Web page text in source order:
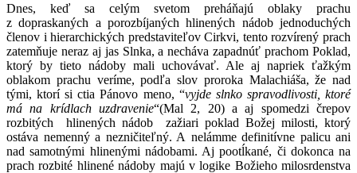
Dnes, keď sa celým svetom preháňajú oblaky prachu
z dopraskaných a porozbíjaných hlinených nádob jednoduchých
členov i hierarchických predstaviteľov Cirkvi, tento rozvírený prach
zatemňuje neraz aj jas Slnka, a necháva zapadnúť prachom Poklad,
ktorý by tieto nádoby mali uchovávať. Ale aj napriek ťažkým
oblakom prachu veríme, podľa slov proroka Malachiáša, že nad
tými, ktorí si ctia Pánovo meno, “vyjde slnko spravodlivosti, ktoré
má na krídlach uzdravenie“(Mal 2, 20) a aj spomedzi črepov
rozbitých hlinených nádob zažiari poklad Božej milosti, ktorý
ostáva nemenný a nezničiteľný. A nelámme definitívne palicu ani
nad samotnými hlinenými nádobami. Aj pootĺkané, či dokonca na
prach rozbité hlinené nádoby majú v logike Božieho milosrdenstva